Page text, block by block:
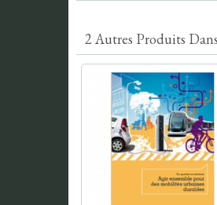
2 Autres Produits